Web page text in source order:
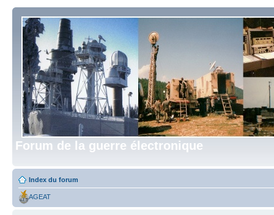
Forum de la guerre électronique
Index du forum
AGEAT